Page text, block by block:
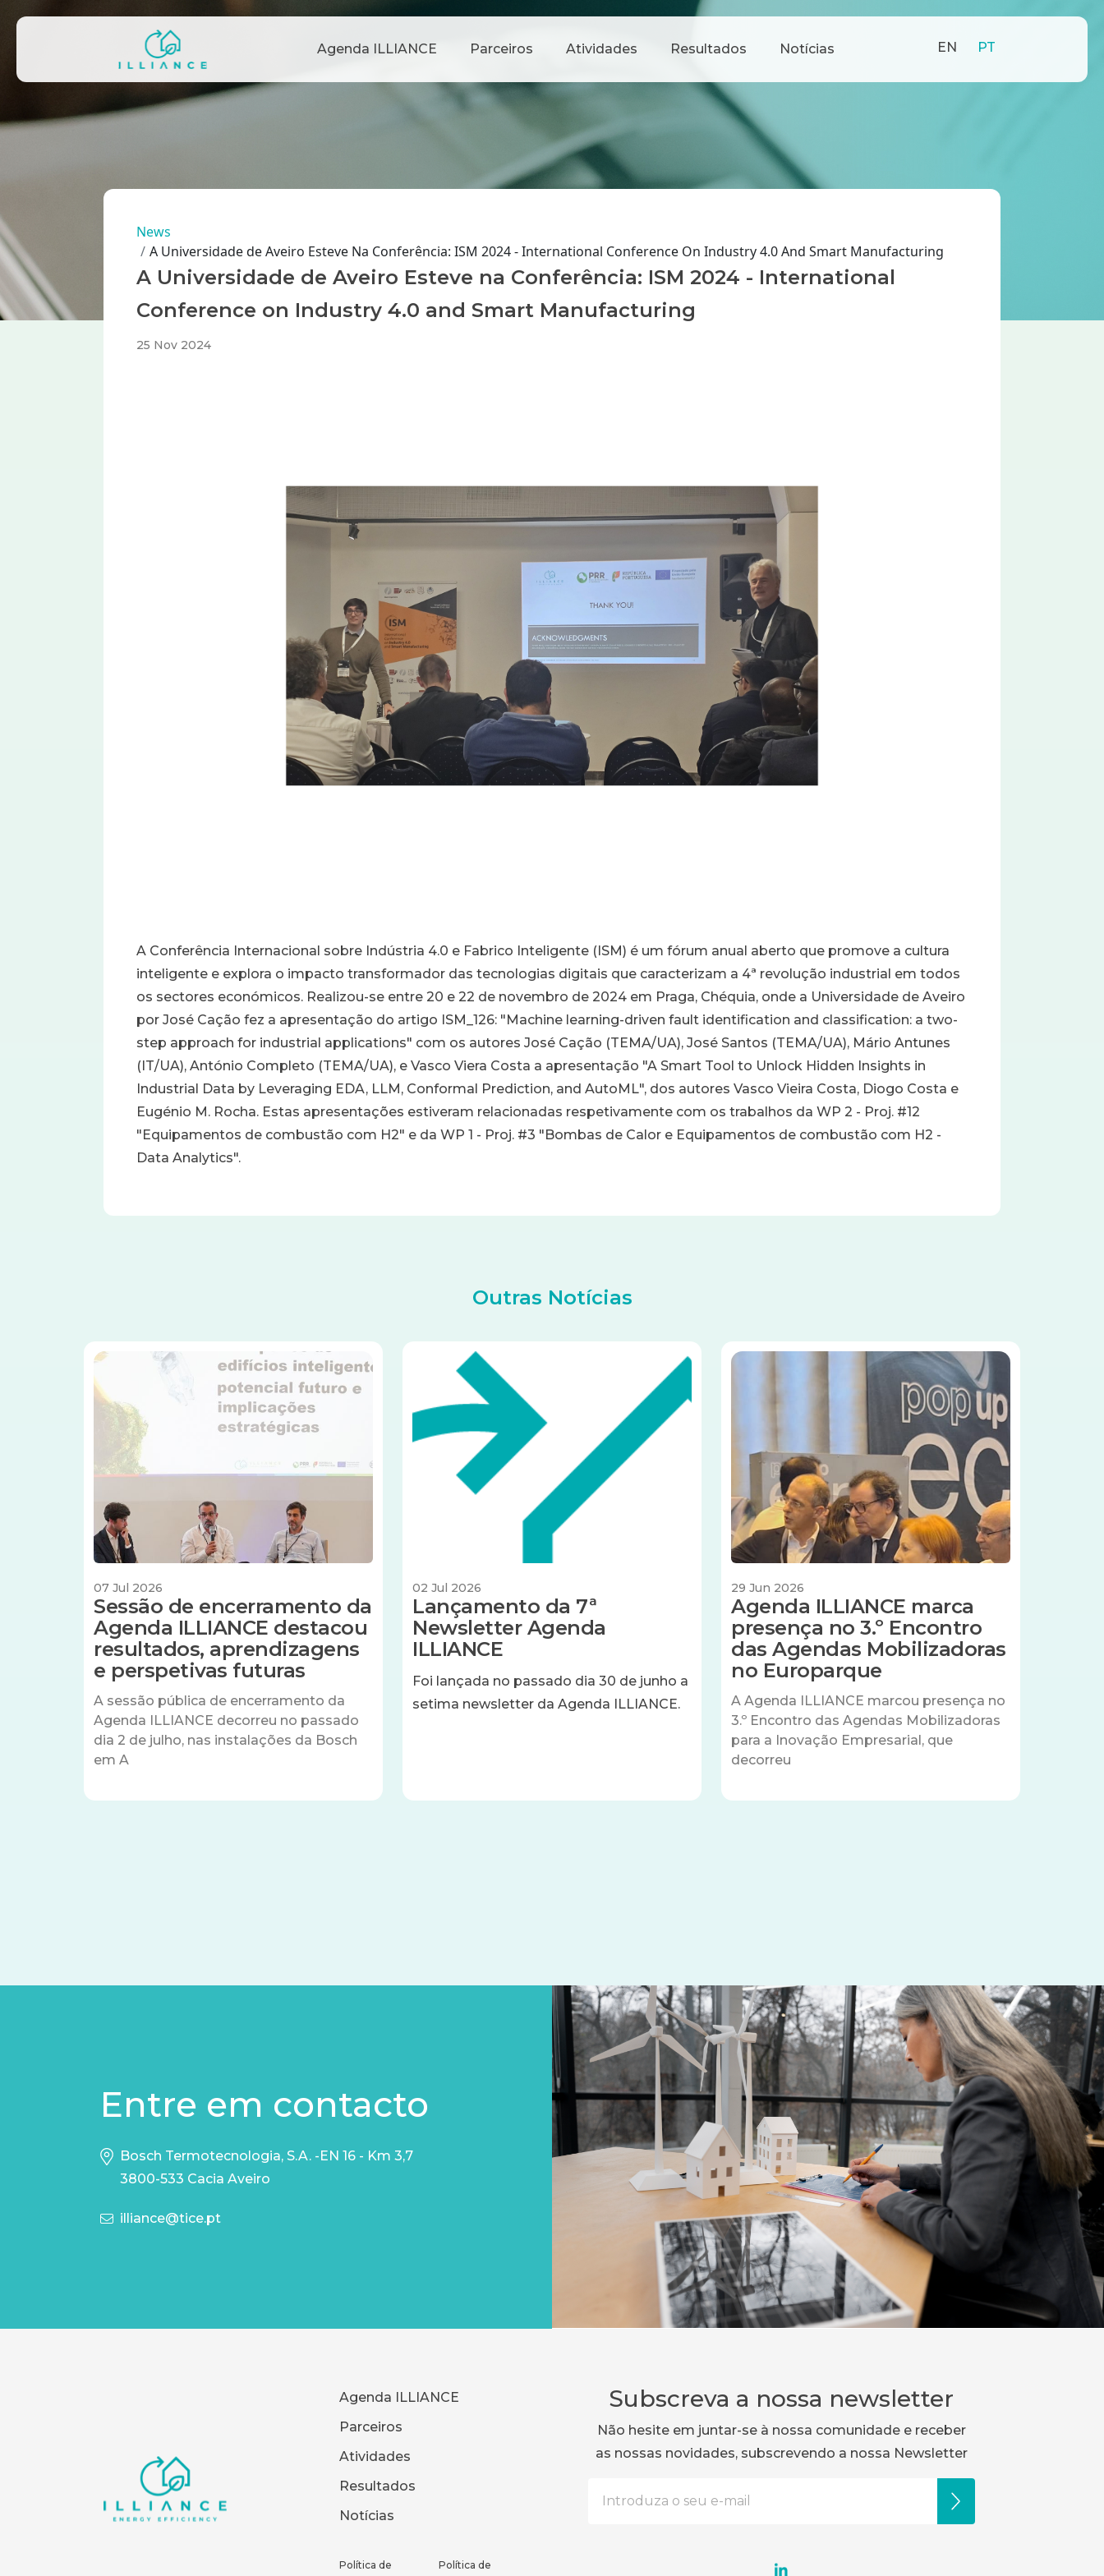
Navegação principalAgenda ILLIANCE Parceiros Atividades Resultados Notícias EN PT
Navegação estrutural
News
A Universidade de Aveiro Esteve Na Conferência: ISM 2024 - International Conference On Industry 4.0 And Smart Manufacturing
A Universidade de Aveiro Esteve na Conferência: ISM 2024 - International
Conference on Industry 4.0 and Smart Manufacturing
25 Nov 2024
A Conferência Internacional sobre Indústria 4.0 e Fabrico Inteligente (ISM) é um fórum anual aberto que promove a cultura
inteligente e explora o impacto transformador das tecnologias digitais que caracterizam a 4ª revolução industrial em todos
os sectores económicos. Realizou-se entre 20 e 22 de novembro de 2024 em Praga, Chéquia, onde a Universidade de Aveiro
por José Cação fez a apresentação do artigo ISM_126: "Machine learning-driven fault identification and classification: a two-
step approach for industrial applications" com os autores José Cação (TEMA/UA), José Santos (TEMA/UA), Mário Antunes
(IT/UA), António Completo (TEMA/UA), e Vasco Viera Costa a apresentação "A Smart Tool to Unlock Hidden Insights in
Industrial Data by Leveraging EDA, LLM, Conformal Prediction, and AutoML", dos autores Vasco Vieira Costa, Diogo Costa e
Eugénio M. Rocha. Estas apresentações estiveram relacionadas respetivamente com os trabalhos da WP 2 - Proj. #12
"Equipamentos de combustão com H2" e da WP 1 - Proj. #3 "Bombas de Calor e Equipamentos de combustão com H2 -
Data Analytics".
Outras Notícias
Imagem
07 Jul 2026
Sessão de encerramento da
Agenda ILLIANCE destacou
resultados, aprendizagens
e perspetivas futuras
A sessão pública de encerramento da
Agenda ILLIANCE decorreu no passado
dia 2 de julho, nas instalações da Bosch
em A
Imagem
02 Jul 2026
Lançamento da 7ª
Newsletter Agenda
ILLIANCE
Foi lançada no passado dia 30 de junho a
setima newsletter da Agenda ILLIANCE.
Imagem
29 Jun 2026
Agenda ILLIANCE marca
presença no 3.º Encontro
das Agendas Mobilizadoras
no Europarque
A Agenda ILLIANCE marcou presença no
3.º Encontro das Agendas Mobilizadoras
para a Inovação Empresarial, que
decorreu
Entre em contacto
Bosch Termotecnologia, S.A. -EN 16 - Km 3,7
3800-533 Cacia Aveiro
illiance@tice.pt
Agenda ILLIANCE
Parceiros
Atividades
Resultados
Notícias
Política de
Política de
Subscreva a nossa newsletter
Não hesite em juntar-se à nossa comunidade e receber
as nossas novidades, subscrevendo a nossa Newsletter